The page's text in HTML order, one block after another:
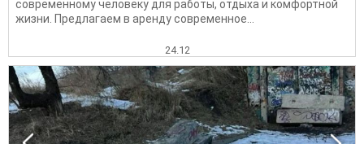
современному человеку для работы, отдыха и комфортной
жизни. Предлагаем в аренду современное...
24.12